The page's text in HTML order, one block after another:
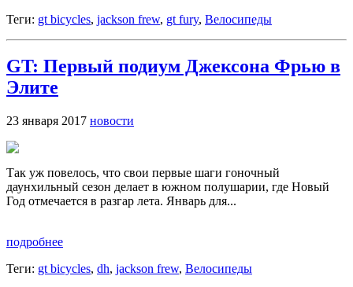
Теги: gt bicycles, jackson frew, gt fury, Велосипеды
GT: Первый подиум Джексона Фрью в
Элите
23 января 2017 новости
Так уж повелось, что свои первые шаги гоночный
даунхильный сезон делает в южном полушарии, где Новый
Год отмечается в разгар лета. Январь для...
подробнее
Теги: gt bicycles, dh, jackson frew, Велосипеды